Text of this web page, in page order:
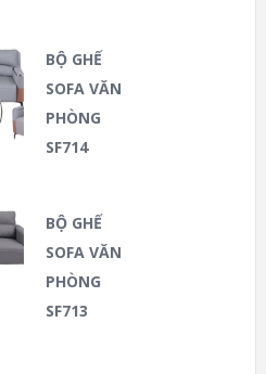
BỘ GHẾ
SOFA VĂN
PHÒNG
SF714
BỘ GHẾ
SOFA VĂN
PHÒNG
SF713